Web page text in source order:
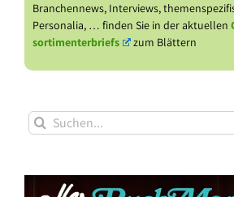
Branchennews, Interviews,
Personalia, … finden Sie in der aktuellen
sortimenterbriefs
zum Blättern
Suche
nach: